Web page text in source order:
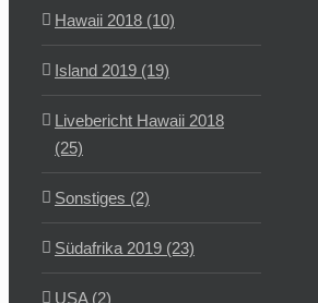
Hawaii 2018 (10)
Island 2019 (19)
Livebericht Hawaii 2018
(25)
Sonstiges (2)
Südafrika 2019 (23)
USA (2)